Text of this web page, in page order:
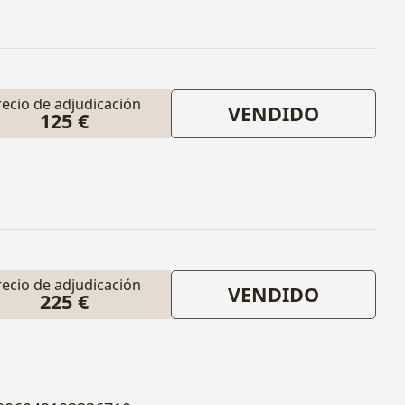
de adjudicación
125 € VENDIDO
de adjudicación
225 € VENDIDO